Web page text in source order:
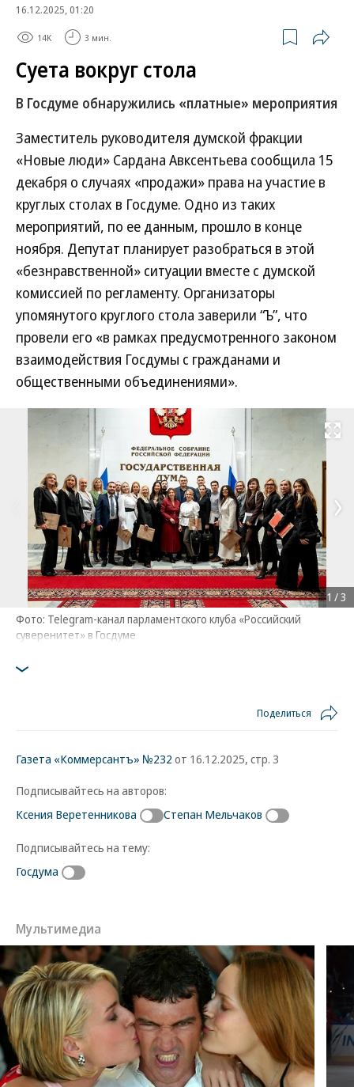
16.12.2025, 01:20
14K 3 мин.
Суета вокруг стола
В Госдуме обнаружились «платные» мероприятия
Заместитель руководителя думской фракции
«Новые люди» Сардана Авксентьева сообщила 15
декабря о случаях «продажи» права на участие в
круглых столах в Госдуме. Одно из таких
мероприятий, по ее данным, прошло в конце
ноября. Депутат планирует разобраться в этой
«безнравственной» ситуации вместе с думской
комиссией по регламенту. Организаторы
упомянутого круглого стола заверили “Ъ”, что
провели его «в рамках предусмотренного законом
взаимодействия Госдумы с гражданами и
общественными объединениями».
Развернуть
Фото: Telegram-канал парламентского клуба «Российский
суверенитет» в Госдуме
1 /3
Поделиться
Газета «Коммерсантъ» №232 от 16.12.2025, стр. 3
Подписывайтесь на авторов:
Ксения Веретенникова
Степан Мельчаков
Подписывайтесь на тему:
Госдума
Мультимедиа